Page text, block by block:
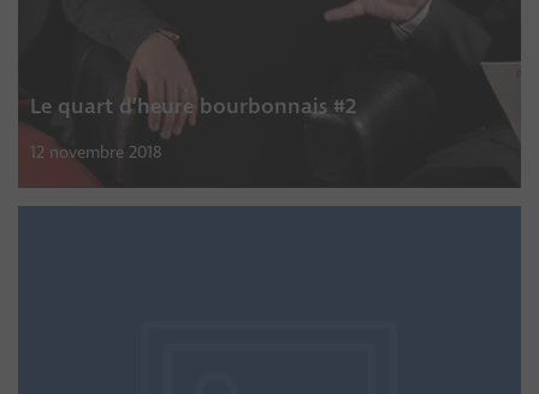
Le quart d’heure bourbonnais #2
12 novembre 2018